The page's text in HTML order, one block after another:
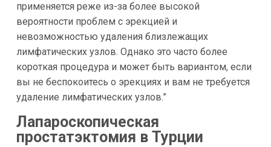
применяется реже из-за более высокой
вероятности проблем с эрекцией и
невозможностью удаления близлежащих
лимфатических узлов. Однако это часто более
короткая процедура и может быть вариантом, если
вы не беспокоитесь о эрекциях и вам не требуется
удаление лимфатических узлов.”
Лапароскопическая
простатэктомия в Турции